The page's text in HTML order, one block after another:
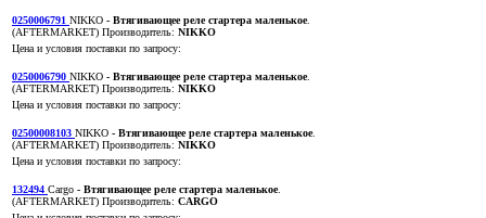
0250006791 NIKKO - Втягивающее реле стартера маленькое.
(AFTERMARKET) Производитель: NIKKO
Цена и условия поставки по запросу:
0250006790 NIKKO - Втягивающее реле стартера маленькое.
(AFTERMARKET) Производитель: NIKKO
Цена и условия поставки по запросу:
02500008103 NIKKO - Втягивающее реле стартера маленькое.
(AFTERMARKET) Производитель: NIKKO
Цена и условия поставки по запросу:
132494 Cargo - Втягивающее реле стартера маленькое.
(AFTERMARKET) Производитель: CARGO